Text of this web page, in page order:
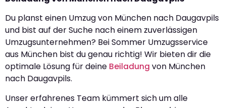
Du planst einen Umzug von München nach Daugavpils
und bist auf der Suche nach einem zuverlässigen
Umzugsunternehmen? Bei Sommer Umzugsservice
aus München bist du genau richtig! Wir bieten dir die
optimale Lösung für deine Beiladung von München
nach Daugavpils.
Unser erfahrenes Team kümmert sich um alle